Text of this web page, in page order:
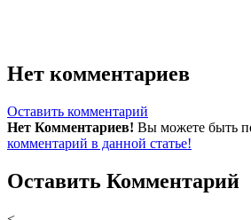
Нет комментариев
Оставить комментарий
Нет Комментариев! Вы можете быть
комментарий в данной статье!
Оставить Комментарий